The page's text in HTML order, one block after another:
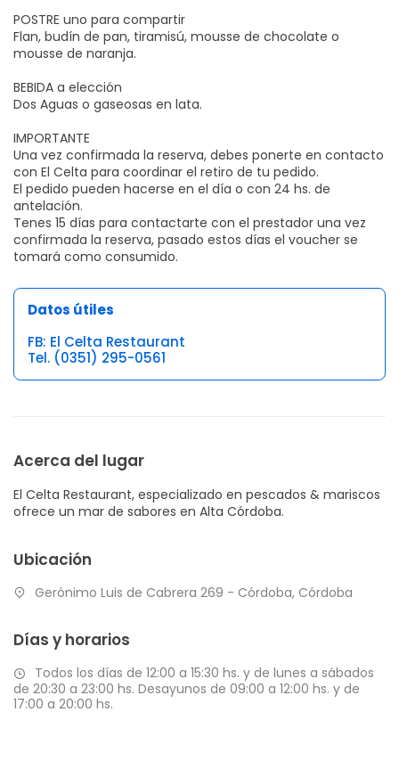
POSTRE uno para compartir
Flan, budín de pan, tiramisú, mousse de chocolate o
mousse de naranja.
BEBIDA a elección
Dos Aguas o gaseosas en lata.
IMPORTANTE
Una vez confirmada la reserva, debes ponerte en contacto
con El Celta para coordinar el retiro de tu pedido.
El pedido pueden hacerse en el día o con 24 hs. de
antelación.
Tenes 15 días para contactarte con el prestador una vez
confirmada la reserva, pasado estos días el voucher se
tomará como consumido.
Datos útiles
FB: El Celta Restaurant
Tel. (0351) 295-0561
Acerca del lugar
El Celta Restaurant, especializado en pescados & mariscos
ofrece un mar de sabores en Alta Córdoba.
Ubicación
Gerónimo Luis de Cabrera 269 - Córdoba, Córdoba
Días y horarios
Todos los días de 12:00 a 15:30 hs. y de lunes a sábados
de 20:30 a 23:00 hs. Desayunos de 09:00 a 12:00 hs. y de
17:00 a 20:00 hs.